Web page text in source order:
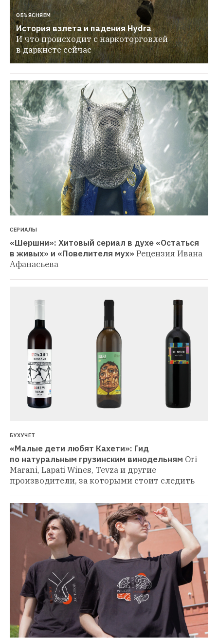
ОБЪЯСНЯЕМ
История взлета и падения Hydra
И что происходит с наркоторговлей
в даркнете сейчас
СЕРИАЛЫ
«Шершни»: Хитовый сериал в духе «Остаться
в живых» и «Повелителя мух» Рецензия Ивана
Афанасьева
БУХУЧЕТ
«Малые дети любят Кахети»: Гид
по натуральным грузинским винодельням Ori
Marani, Lapati Wines, Tevza и другие
производители, за которыми стоит следить